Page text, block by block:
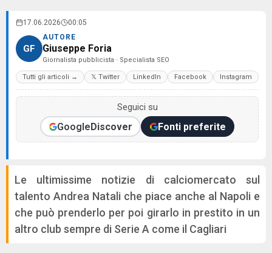
17.06.2026 00:05
GF
AUTORE
Giuseppe Foria
Giornalista pubblicista · Specialista SEO
Tutti gli articoli → 𝕏 Twitter LinkedIn Facebook Instagram
Seguici su
GoogleDiscover Fonti preferite
Le ultimissime notizie di calciomercato sul
talento Andrea Natali che piace anche al Napoli e
che può prenderlo per poi girarlo in prestito in un
altro club sempre di Serie A come il Cagliari